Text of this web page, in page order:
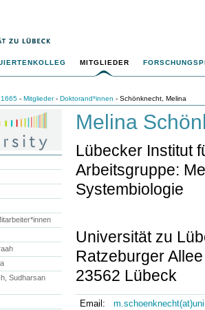
MITGLIEDER
- Mitglieder- Doktorand*innen - Schönknecht, Melina
Melina
Lübecker Institut
Arbeitsgruppe:
Systembiologie
Universität zu
Ratzeburger
23562 Lübeck
Email:
Sudharsan